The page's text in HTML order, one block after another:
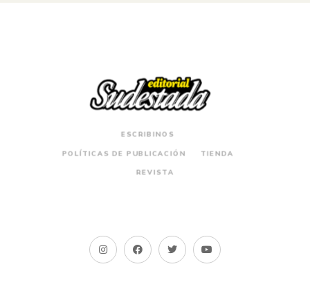
ESCRIBINOS
POLÍTICAS DE PUBLICACIÓN TIENDA
REVISTA